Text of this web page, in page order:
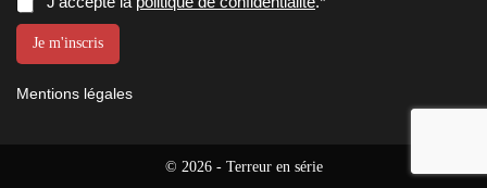
-
i
l
C
o
e
n
t
o
s
e
n
Je m'inscris
Mentions légales
© 2026 - Terreur en série